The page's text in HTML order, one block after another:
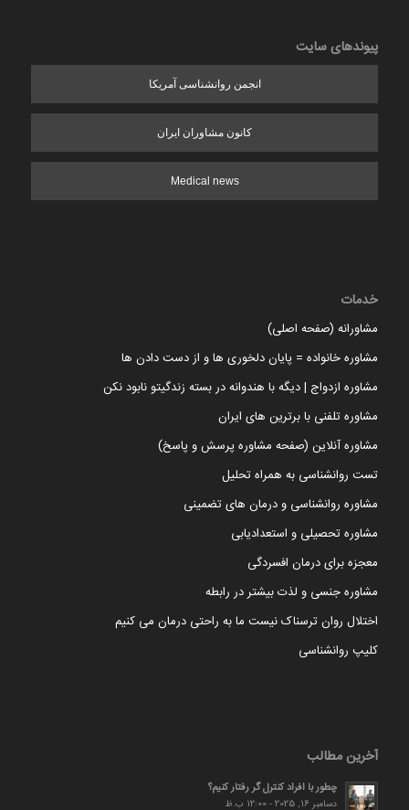
پیوندهای سایت
انجمن روانشناسی آمریکا
کانون مشاوران ایران
Medical news
خدمات
مشاورانه (صفحه اصلی)
مشاوره خانواده = پایان دلخوری ها و از دست دادن ها
مشاوره ازدواج | دیگه با هندوانه در بسته زندگیتو نابود نکن
مشاوره تلفنی با برترین های ایران
مشاوره آنلاین (صفحه مشاوره پرسش و پاسخ)
تست روانشناسی به همراه تحلیل
مشاوره روانشناسی و درمان های تضمینی
مشاوره تحصیلی و استعدادیابی
معجزه برای درمان افسردگی
مشاوره جنسی و لذت بیشتر در رابطه
اختلال روان ترسناک نیست ما به راحتی درمان می کنیم
کلیپ روانشناسی
آخرین مطالب
چطور با افراد کنترل گر رفتار کنیم؟
دسامبر 16, 2025 - 12:00 ب.ظ